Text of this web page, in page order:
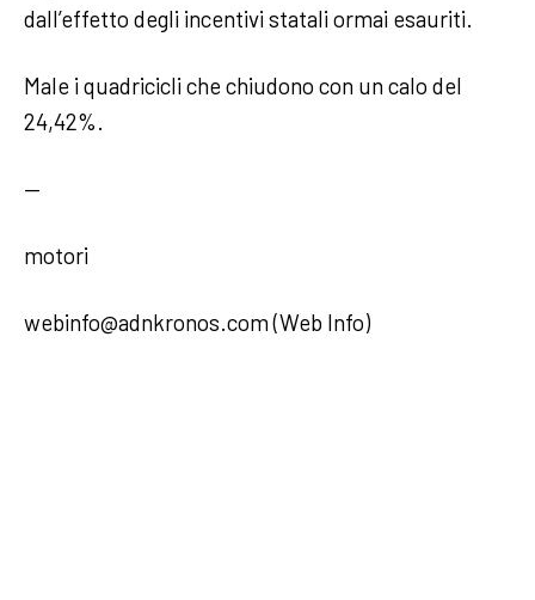
dall’effetto degli incentivi statali ormai esauriti.
Male i quadricicli che chiudono con un calo del
24,42%.
—
motori
webinfo@adnkronos.com (Web Info)